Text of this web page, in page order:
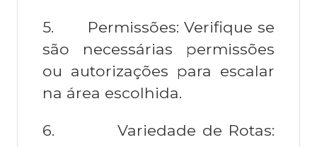
5.
Permissões: Verifique se
são necessárias permissões
ou autorizações para escalar
na área escolhida.
6.
Variedade de Rotas: